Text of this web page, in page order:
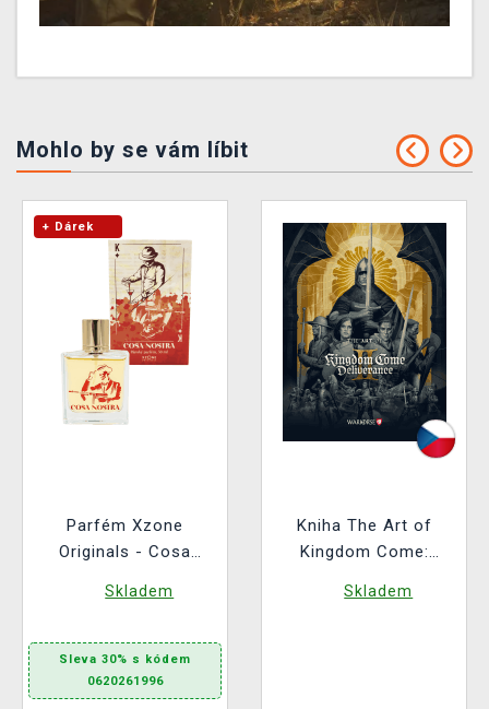
Mohlo by se vám líbit
+ Dárek
Parfém Xzone
Originals - Cosa
Skladem
Sleva 30% s kódem
0620261996
Kniha The Art of
Kingdom Come:
Skladem